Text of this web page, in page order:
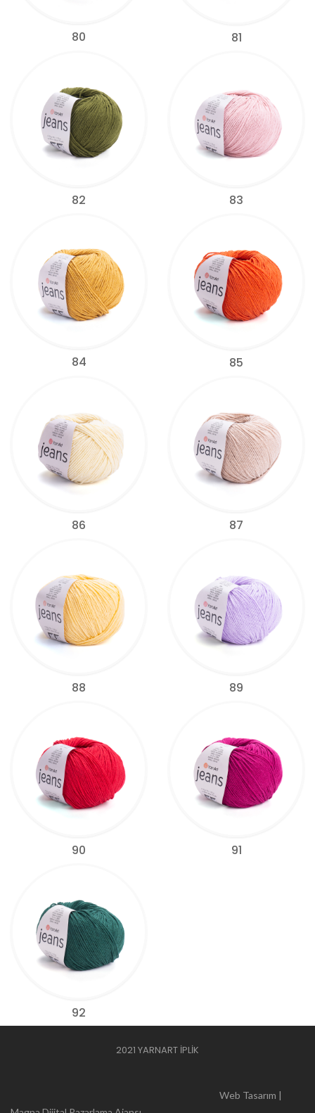
80 81
82 83
84 85
86 87
88 89
90 91
92
2021 YARNART İPLİK
Web Tasarım |